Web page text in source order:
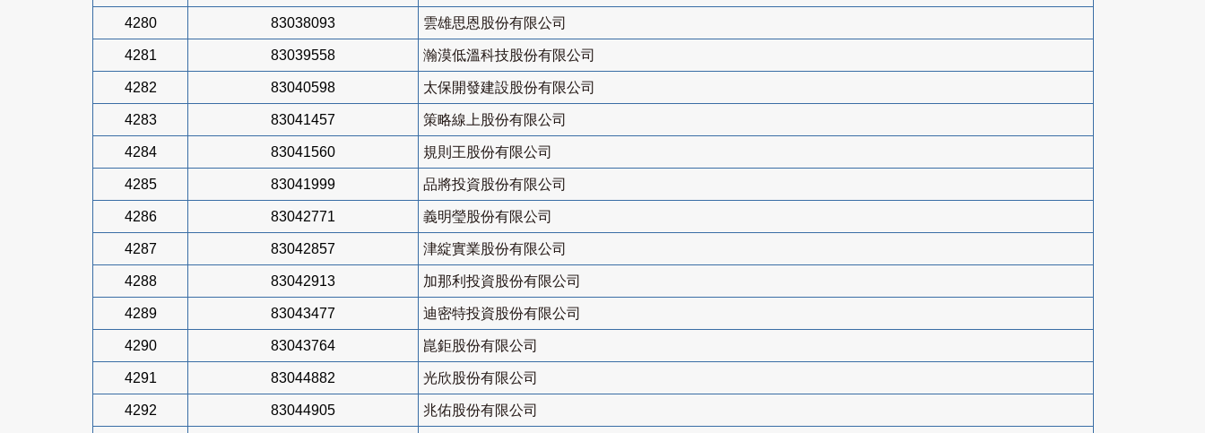
4280 83038093 雲雄思恩股份有限公司
4281 83039558 瀚漠低溫科技股份有限公司
4282 83040598 太保開發建設股份有限公司
4283 83041457 策略線上股份有限公司
4284 83041560 規則王股份有限公司
4285 83041999 品將投資股份有限公司
4286 83042771 義明瑩股份有限公司
4287 83042857 津綻實業股份有限公司
4288 83042913 加那利投資股份有限公司
4289 83043477 迪密特投資股份有限公司
4290 83043764 崑鉅股份有限公司
4291 83044882 光欣股份有限公司
4292 83044905 兆佑股份有限公司